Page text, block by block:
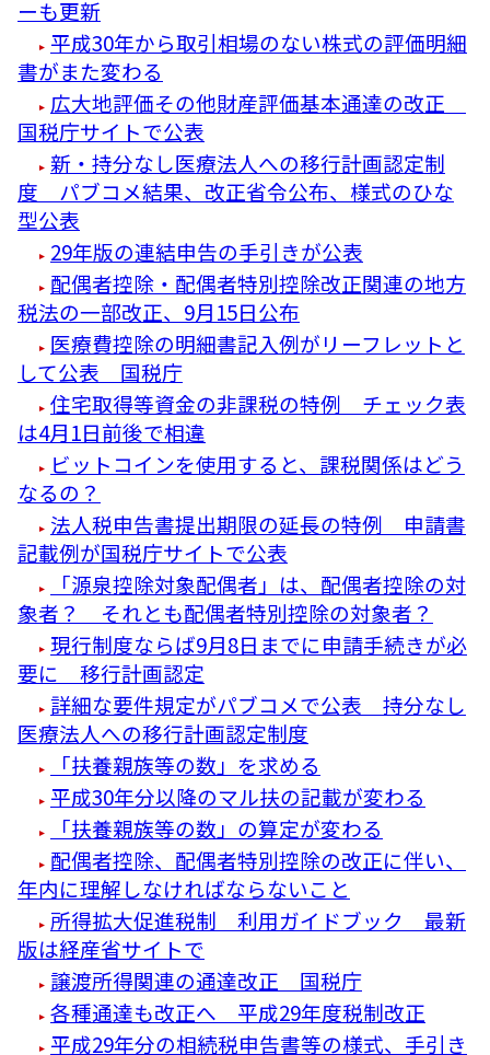
ーも更新
平成30年から取引相場のない株式の評価明細
書がまた変わる
広大地評価その他財産評価基本通達の改正
国税庁サイトで公表
新・持分なし医療法人への移行計画認定制
度 パブコメ結果、改正省令公布、様式のひな
型公表
29年版の連結申告の手引きが公表
配偶者控除・配偶者特別控除改正関連の地方
税法の一部改正、9月15日公布
医療費控除の明細書記入例がリーフレットと
して公表 国税庁
住宅取得等資金の非課税の特例 チェック表
は4月1日前後で相違
ビットコインを使用すると、課税関係はどう
なるの？
法人税申告書提出期限の延長の特例 申請書
記載例が国税庁サイトで公表
「源泉控除対象配偶者」は、配偶者控除の対
象者？ それとも配偶者特別控除の対象者？
現行制度ならば9月8日までに申請手続きが必
要に 移行計画認定
詳細な要件規定がパブコメで公表 持分なし
医療法人への移行計画認定制度
「扶養親族等の数」を求める
平成30年分以降のマル扶の記載が変わる
「扶養親族等の数」の算定が変わる
配偶者控除、配偶者特別控除の改正に伴い、
年内に理解しなければならないこと
所得拡大促進税制 利用ガイドブック 最新
版は経産省サイトで
譲渡所得関連の通達改正 国税庁
各種通達も改正へ 平成29年度税制改正
平成29年分の相続税申告書等の様式、手引き